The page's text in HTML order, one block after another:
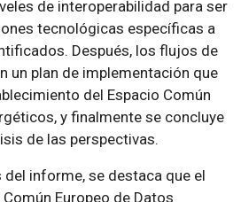
de interoperabilidad para ser
tecnológicas específicas a
Después, los flujos de
un plan de implementación que
del Espacio Común
y finalmente se concluye
de las perspectivas.
informe, se destaca que el
Europeo de Datos